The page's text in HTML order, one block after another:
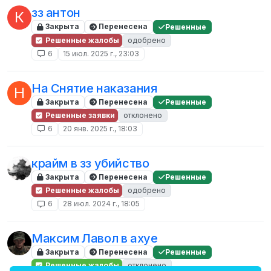
К зз антон
Закрыта Перенесена
Решенные
Решенные жалобы
одобрено
6
15 июл. 2025 г., 23:03
Н На Снятие наказания
Закрыта Перенесена
Решенные
Решенные заявки
отклонено
6
20 янв. 2025 г., 18:03
крайм в зз убийство
Закрыта Перенесена
Решенные
Решенные жалобы
одобрено
6
28 июл. 2024 г., 18:05
Максим Лавол в ахуе
Закрыта Перенесена
Решенные
Решенные жалобы
отклонено